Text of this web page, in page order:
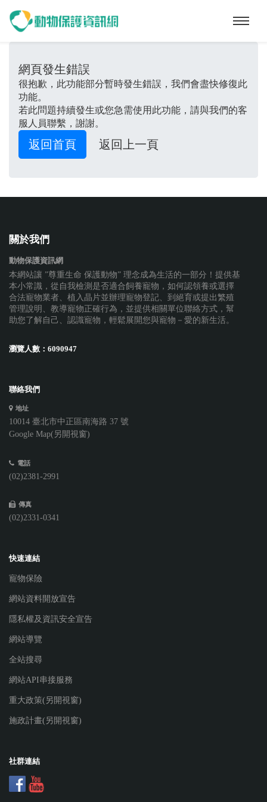
動物保護資訊網
網頁發生錯誤
很抱歉，此功能部分暫時發生錯誤，我們會盡快修復此
功能。
若此問題持續發生或您急需使用此功能，請與我們的客
服人員聯繫，謝謝。
返回首頁 返回上一頁
關於我們
動物保護資訊網
本網站讓 ”尊重生命 保護動物” 理念成為生活的一部分！提供基
本小常識，從自我檢測是否適合飼養寵物，如何認領養或選擇
合法寵物業者、植入晶片並辦理寵物登記、到絕育或提出繁殖
管理說明、教導寵物正確行為，並提供相關單位聯絡方式，幫
助您了解自己、認識寵物，輕鬆展開您與寵物－愛的新生活。
瀏覽人數： 6090947
聯絡我們
地址
10014 臺北市中正區南海路 37 號
Google Map(另開視窗)
電話
(02)2381-2991
傳真
(02)2331-0341
快速連結
寵物保險
網站資料開放宣告
隱私權及資訊安全宣告
網站導覽
全站搜尋
網站API串接服務
重大政策(另開視窗)
施政計畫(另開視窗)
社群連結